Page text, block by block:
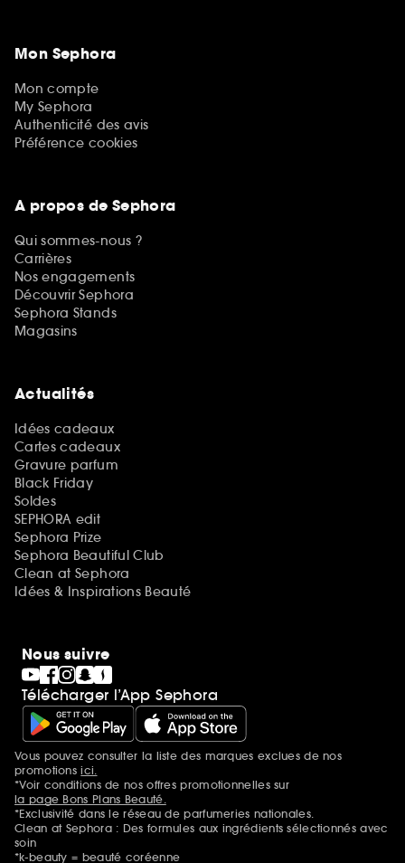
Mon Sephora
Mon compte
My Sephora
Authenticité des avis
Préférence cookies
A propos de Sephora
Qui sommes-nous ?
Carrières
Nos engagements
Découvrir Sephora
Sephora Stands
Magasins
Actualités
Idées cadeaux
Cartes cadeaux
Gravure parfum
Black Friday
Soldes
SEPHORA edit
Sephora Prize
Sephora Beautiful Club
Clean at Sephora
Idées & Inspirations Beauté
Nous suivre
Télécharger l’App Sephora
Mentions additionnelles
Vous pouvez consulter la liste des marques exclues de nos
promotionsici.
*Voir conditions de nos offres promotionnelles sur
la page Bons Plans Beauté.
*Exclusivité dans le réseau de parfumeries nationales.
Clean at Sephora : Des formules aux ingrédients sélectionnés avec
soin
*k-beauty = beauté coréenne